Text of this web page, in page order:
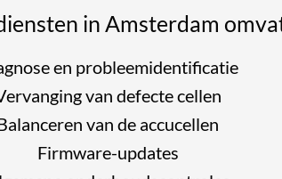
in Amsterdam
en probleemidentificatie
van defecte cellen
van de accucellen
Firmware-updates